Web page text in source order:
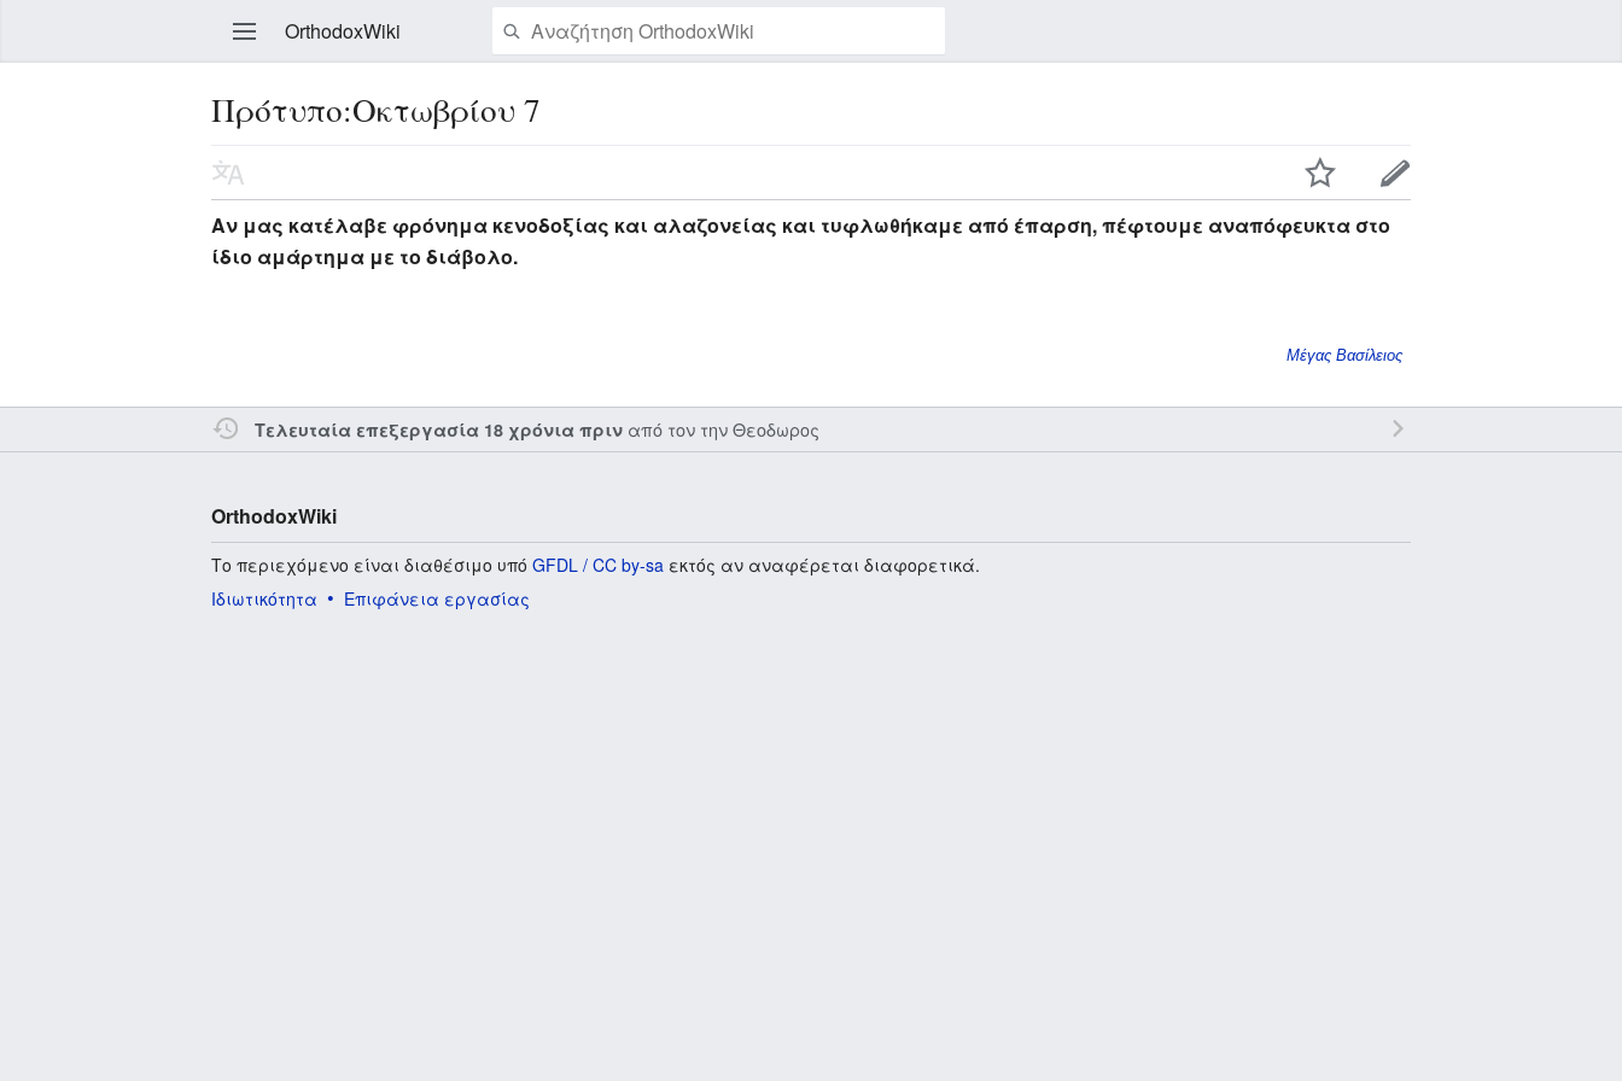
OrthodoxWiki
Επεξεργασία
Πρότυπο:Οκτωβρίου 7
Αν μας κατέλαβε φρόνημα κενοδοξίας και αλαζονείας και τυφλωθήκαμε από έπαρση, πέφτουμε αναπόφευκτα στο
ίδιο αμάρτημα με το διάβολο.
Μέγας Βασίλειος
Τελευταία επεξεργασία 18 χρόνια πριν από τον τηνΘεοδωρος
OrthodoxWiki
Το περιεχόμενο είναι διαθέσιμο υπόGFDL / CC by-sa εκτός αν αναφέρεται διαφορετικά.
Ιδιωτικότητα
Επιφάνεια εργασίας